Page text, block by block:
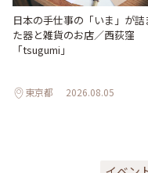
日本の手仕事の「いま」が詰
た器と雑貨のお店／西荻窪
「tsugumi」
東京都 2026.08.05